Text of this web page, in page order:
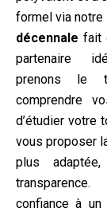
formel via notre
décennale fait
partenaire
prenons le
comprendre
d’étudier votre
vous proposer
plus
confiance à